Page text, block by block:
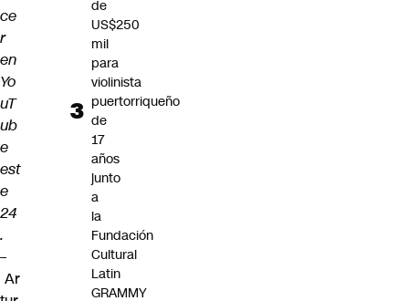
ce
r
en
Yo
uT
ub
e
est
e
24
.
–
Ar
de
US$250
mil
para
violinista
puertorriqueño
de
17
años
junto
a
la
Fundación
Cultural
Latin
GRAMMY